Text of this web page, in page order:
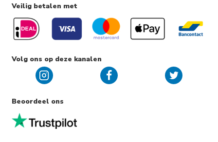
Veilig betalen met
Volg ons op deze kanalen
Beoordeel ons